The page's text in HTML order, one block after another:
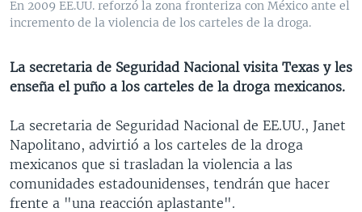
VENEZUELA
NICARAGUA
ECONOMÍA
TECNOLOGÍA
CIENCIA Y SALUD
MULTIMEDIA
FOTOGRAFÍA
EL MUNDO AL DÍA
VISIÓN 360
LAS CLAVES
PANORAMA
RADIO
AUDIONOTICIAS
BUENOS DÍAS AMÉRICA
ESTADOS UNIDOS AL DÍA
DOCUMENTALES DE LA VOA
Learning English
En 2009 EE.UU. reforzó la zona fronteriza con México ante el
incremento de la violencia de los carteles de la droga.
La secretaria de Seguridad Nacional visita Texas y les
enseña el puño a los carteles de la droga mexicanos.
La secretaria de Seguridad Nacional de EE.UU., Janet
Napolitano, advirtió a los carteles de la droga
mexicanos que si trasladan la violencia a las
comunidades estadounidenses, tendrán que hacer
frente a "una reacción aplastante".